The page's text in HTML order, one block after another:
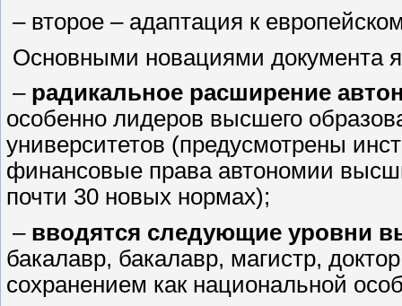
– второе – адаптация к
Основными новациями документа
–радикальное расширение
особенно лидеров высшего
университетов (предусмотрены
финансовые права автономии
почти 30 новых нормах);
– вводятся следующие уровни
бакалавр, бакалавр, магистр,
сохранением как национальной